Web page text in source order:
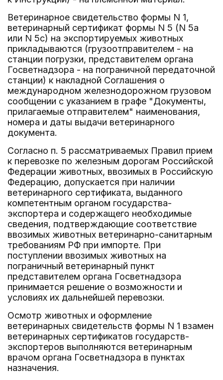
Ветеринарное свидетельство формы N 1,
ветеринарный сертификат формы N 5 (N 5а
или N 5с) на экспортируемых животных
прикладываются (грузоотправителем - на
станции погрузки, представителем органа
Госветнадзора - на пограничной передаточной
станции) к накладной Соглашения о
международном железнодорожном грузовом
сообщении с указанием в графе "Документы,
прилагаемые отправителем" наименования,
номера и даты выдачи ветеринарного
документа.
Согласно п. 5 рассматриваемых Правил прием
к перевозке по железным дорогам Российской
Федерации животных, ввозимых в Российскую
Федерацию, допускается при наличии
ветеринарного сертификата, выданного
компетентным органом государства-
экспортера и содержащего необходимые
сведения, подтверждающие соответствие
ввозимых животных ветеринарно-санитарным
требованиям РФ при импорте. При
поступлении ввозимых животных на
пограничный ветеринарный пункт
представителем органа Госветнадзора
принимается решение о возможности и
условиях их дальнейшей перевозки.
Осмотр животных и оформление
ветеринарных свидетельств формы N 1 взамен
ветеринарных сертификатов государств-
экспортеров выполняются ветеринарным
врачом органа Госветнадзора в пунктах
назначения.